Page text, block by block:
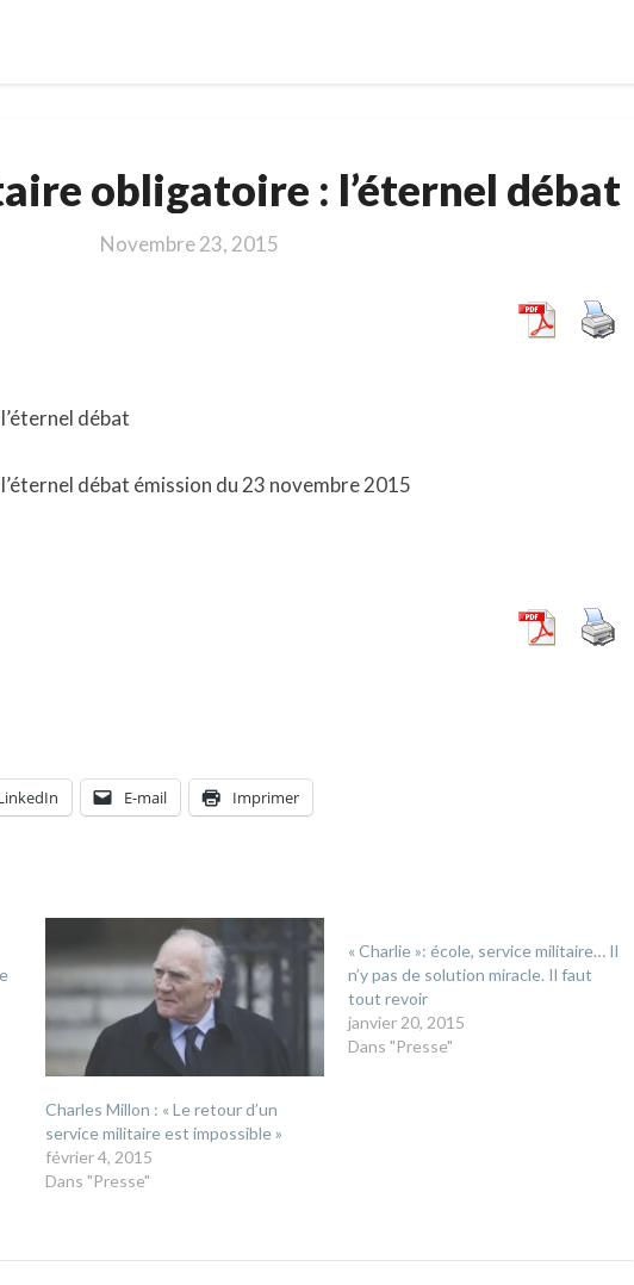
militaire
obligatoire
:
obligatoire : l’éternel débat
Novembre 23, 2015
débat
débat émission du 23 novembre 2015
E-mail Imprimer
Charles Millon : « Le retour d’un
service militaire est impossible »
février 4, 2015
Dans "Presse"
« Charlie »: école, service militaire… Il
n’y pas de solution miracle. Il faut
tout revoir
janvier 20, 2015
Dans "Presse"